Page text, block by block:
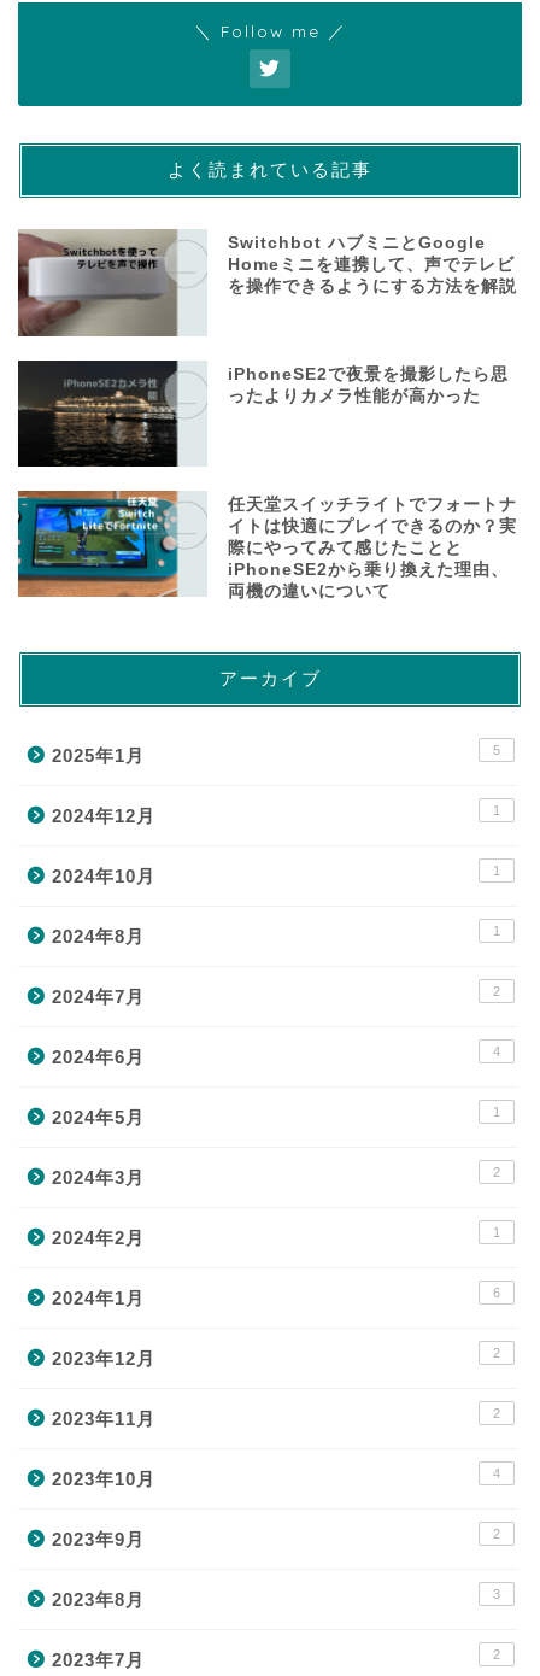
＼ Follow me ／
よく読まれている記事
Switchbot ハブミニとGoogle
Homeミニを連携して、声でテレビ
を操作できるようにする方法を解説
iPhoneSE2で夜景を撮影したら思
ったよりカメラ性能が高かった
任天堂スイッチライトでフォートナ
イトは快適にプレイできるのか？実
際にやってみて感じたことと
iPhoneSE2から乗り換えた理由、
両機の違いについて
アーカイブ
2025年1月 5
2024年12月 1
2024年10月 1
2024年8月 1
2024年7月 2
2024年6月 4
2024年5月 1
2024年3月 2
2024年2月 1
2024年1月 6
2023年12月 2
2023年11月 2
2023年10月 4
2023年9月 2
2023年8月 3
2023年7月 2